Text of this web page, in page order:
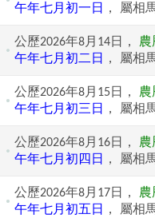
午年七月初一日
， 屬相
公歷2026年8月14日， 農
午年七月初二日
， 屬相
公歷2026年8月15日， 農
午年七月初三日
， 屬相
公歷2026年8月16日， 農
午年七月初四日
， 屬相
公歷2026年8月17日， 農
午年七月初五日
， 屬相